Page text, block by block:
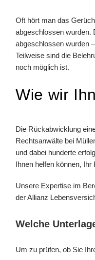
Oft hört man das
abgeschlossen wurden.
abgeschlossen wurden
Teilweise sind die
noch möglich ist.
Wie wir
Die Rückabwicklung
Rechtsanwälte bei
und dabei hunderte
Ihnen helfen können,
Unsere Expertise im
der Allianz
Welche
Um zu prüfen, ob Sie